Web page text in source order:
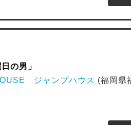
の男」
ジャンプハウス (福岡県